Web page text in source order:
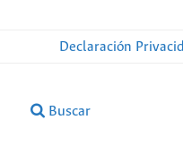
Declaración
Buscar